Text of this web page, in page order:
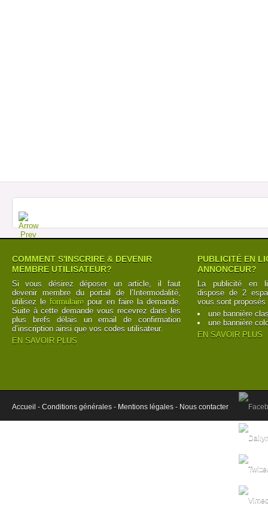
COMMENT S'INSCRIRE & DEVENIR
MEMBRE UTILISATEUR?
Si vous désirez déposer un article, il faut
devenir membre du portail de l’Intermodalité,
utilisez leformulaire pour en faire la demande.
Suite à cette demande vous recevrez dans les
plus brefs délais un email de confirmation
d’inscription ainsi que vos codes utilisateur.
EN SAVOIR PLUS
PUBLICITÉ EN
ANNONCEUR?
La publicité en
dispose de 2
vous sont proposés
une bannière
une bannière
EN SAVOIR PLUS
Accueil - Conditions générales - Mentions légales - Nous contacter